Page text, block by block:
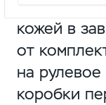
кожей в
от
на рулевое
коробки